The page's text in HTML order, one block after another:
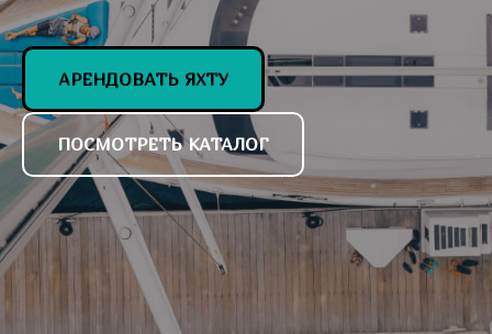
АРЕНДОВАТЬ ЯХТУ
ПОСМОТРЕТЬ КАТАЛОГ